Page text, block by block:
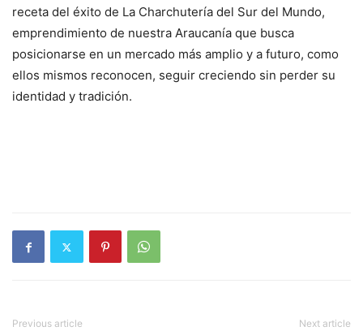
receta del éxito de La Charchutería del Sur del Mundo,
emprendimiento de nuestra Araucanía que busca
posicionarse en un mercado más amplio y a futuro, como
ellos mismos reconocen, seguir creciendo sin perder su
identidad y tradición.
Previous article Next article